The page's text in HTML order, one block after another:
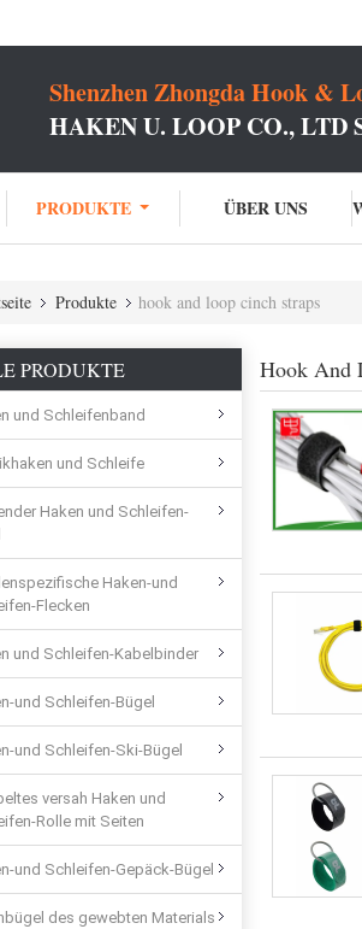
Shenzhen Zhongda Hook &
HAKEN U. LOOP CO., LTD
PRODUKTE ÜBER UNS
Produkte hook and loop cinch straps
PRODUKTE
und Schleifenband
und Schleife
Haken und Schleifen-
Haken-und
Flecken
und Schleifen-Kabelbinder
und Schleifen-Bügel
und Schleifen-Ski-Bügel
versah Haken und
Rolle mit Seiten
und Schleifen-Gepäck-Bügel
des gewebten Materials
Hook And